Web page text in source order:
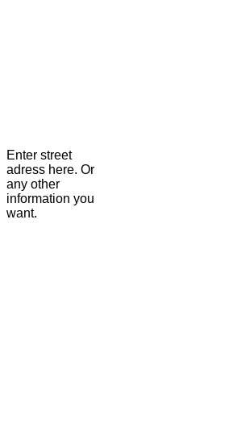
Enter street
adress here. Or
any other
information you
want.